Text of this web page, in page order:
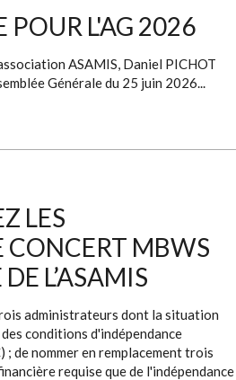
POUR L'AG 2026
ASAMIS, Daniel PICHOT
Générale du 25 juin 2026...
LES
CONCERT MBWS
L’ASAMIS
administrateurs dont la situation
conditions d'indépendance
de nommer en remplacement trois
requise que de l'indépendance